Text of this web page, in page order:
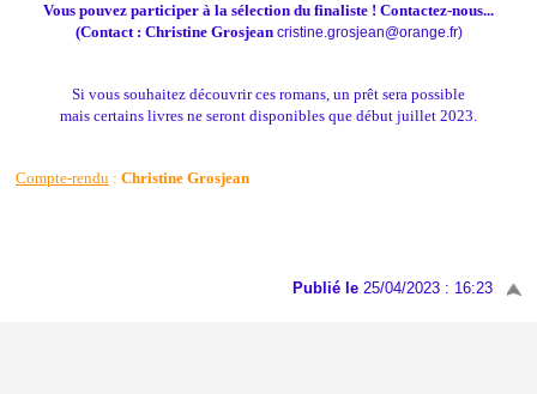
Vous pouvez participer à la sélection du finaliste ! Contactez-nous...
(Contact : Christine Grosjean cristine.grosjean@orange.fr)
Si vous souhaitez découvrir ces romans, un prêt sera possible
mais certains livres ne seront disponibles que début juillet 2023.
Compte-rendu : Christine Grosjean
Publié le 25/04/2023 : 16:23